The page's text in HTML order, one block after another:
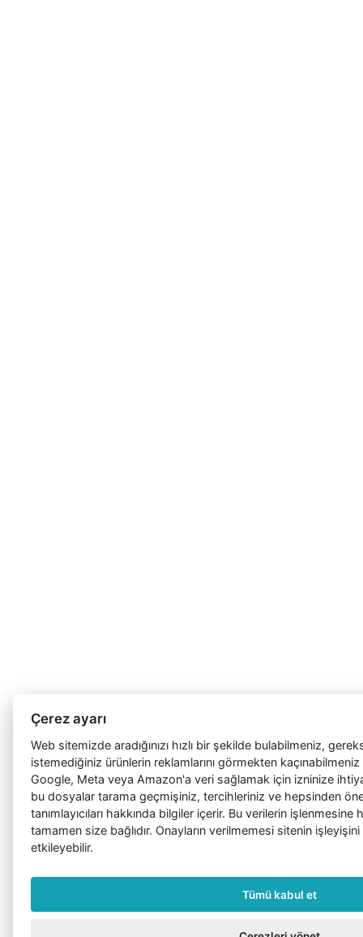
Çerez ayarı
Web sitemizde aradığınızı hızlı bir şekilde bulabilmeniz,
istemediğiniz ürünlerin reklamlarını görmekten
Google, Meta veya Amazon'a veri sağlamak için izninize
bu dosyalar tarama geçmişiniz, tercihleriniz ve hepsinden
tanımlayıcıları hakkında bilgiler içerir. Bu verilerin
tamamen size bağlıdır. Onayların verilmemesi sitenin
etkileyebilir.
Tümü kabul et